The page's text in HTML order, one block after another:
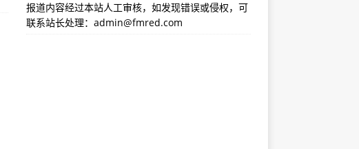
报道内容经过本站人工审核，如发现错误或侵权，可
联系站长处理：admin@fmred.com